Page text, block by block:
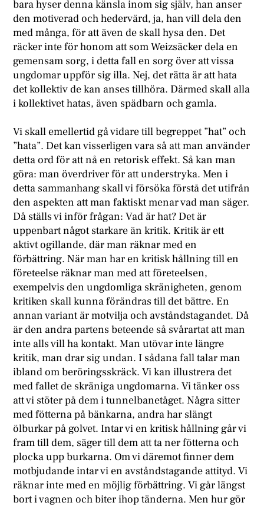
bara hyser denna känsla inom sig själv, han anser
den motiverad och hedervärd, ja, han vill dela den
med många, för att även de skall hysa den. Det
räcker inte för honom att som Weizsäcker dela en
gemensam sorg, i detta fall en sorg över att vissa
ungdomar uppför sig illa. Nej, det rätta är att hata
det kollektiv de kan anses tillhöra. Därmed skall alla
i kollektivet hatas, även spädbarn och gamla.
Vi skall emellertid gå vidare till begreppet ”hat” och
”hata”. Det kan visserligen vara så att man använder
detta ord för att nå en retorisk effekt. Så kan man
göra: man överdriver för att understryka. Men i
detta sammanhang skall vi försöka förstå det utifrån
den aspekten att man faktiskt menar vad man säger.
Då ställs vi inför frågan: Vad är hat? Det är
uppenbart något starkare än kritik. Kritik är ett
aktivt ogillande, där man räknar med en
förbättring. När man har en kritisk hållning till en
företeelse räknar man med att företeelsen,
exempelvis den ungdomliga skränigheten, genom
kritiken skall kunna förändras till det bättre. En
annan variant är motvilja och avståndstagandet. Då
är den andra partens beteende så svårartat att man
inte alls vill ha kontakt. Man utövar inte längre
kritik, man drar sig undan. I sådana fall talar man
ibland om beröringsskräck. Vi kan illustrera det
med fallet de skräniga ungdomarna. Vi tänker oss
att vi stöter på dem i tunnelbanetåget. Några sitter
med fötterna på bänkarna, andra har slängt
ölburkar på golvet. Intar vi en kritisk hållning går vi
fram till dem, säger till dem att ta ner fötterna och
plocka upp burkarna. Om vi däremot finner dem
motbjudande intar vi en avståndstagande attityd. Vi
räknar inte med en möjlig förbättring. Vi går längst
bort i vagnen och biter ihop tänderna. Men hur gör